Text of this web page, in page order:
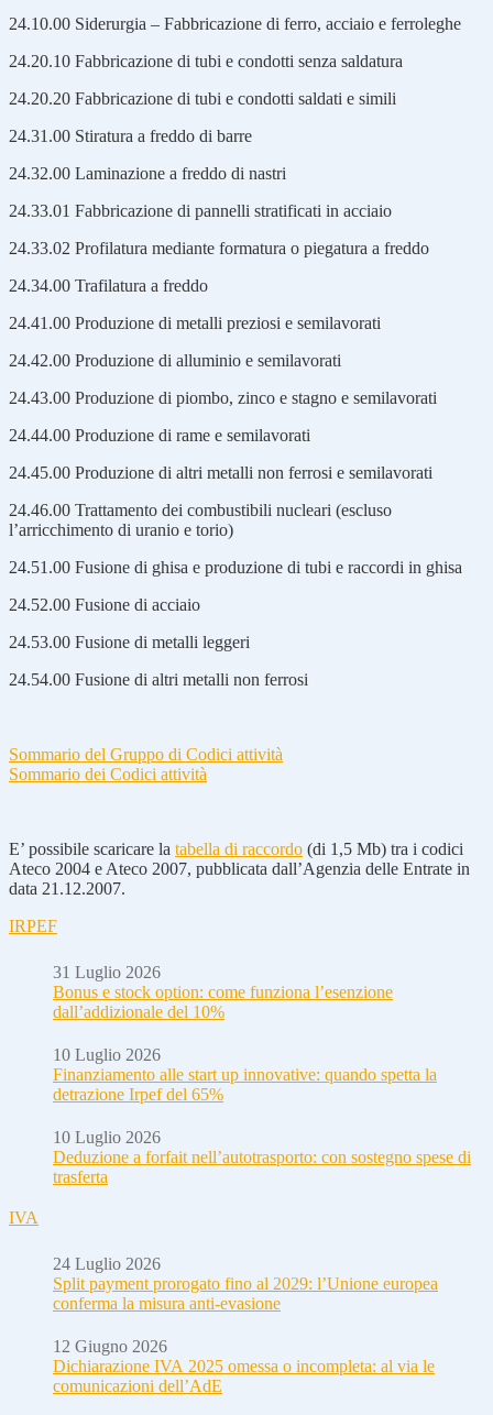
24.10.00 Siderurgia – Fabbricazione di ferro, acciaio e ferroleghe
24.20.10 Fabbricazione di tubi e condotti senza saldatura
24.20.20 Fabbricazione di tubi e condotti saldati e simili
24.31.00 Stiratura a freddo di barre
24.32.00 Laminazione a freddo di nastri
24.33.01 Fabbricazione di pannelli stratificati in acciaio
24.33.02 Profilatura mediante formatura o piegatura a freddo
24.34.00 Trafilatura a freddo
24.41.00 Produzione di metalli preziosi e semilavorati
24.42.00 Produzione di alluminio e semilavorati
24.43.00 Produzione di piombo, zinco e stagno e semilavorati
24.44.00 Produzione di rame e semilavorati
24.45.00 Produzione di altri metalli non ferrosi e semilavorati
24.46.00 Trattamento dei combustibili nucleari (escluso
l’arricchimento di uranio e torio)
24.51.00 Fusione di ghisa e produzione di tubi e raccordi in ghisa
24.52.00 Fusione di acciaio
24.53.00 Fusione di metalli leggeri
24.54.00 Fusione di altri metalli non ferrosi
Sommario del Gruppo di Codici attività
Sommario dei Codici attività
E’ possibile scaricare la tabella di raccordo (di 1,5 Mb) tra i codici
Ateco 2004 e Ateco 2007, pubblicata dall’Agenzia delle Entrate in
data 21.12.2007.
IRPEF
31 Luglio 2026
Bonus e stock option: come funziona l’esenzione
dall’addizionale del 10%
10 Luglio 2026
Finanziamento alle start up innovative: quando spetta la
detrazione Irpef del 65%
10 Luglio 2026
Deduzione a forfait nell’autotrasporto: con sostegno spese di
trasferta
IVA
24 Luglio 2026
Split payment prorogato fino al 2029: l’Unione europea
conferma la misura anti-evasione
12 Giugno 2026
Dichiarazione IVA 2025 omessa o incompleta: al via le
comunicazioni dell’AdE